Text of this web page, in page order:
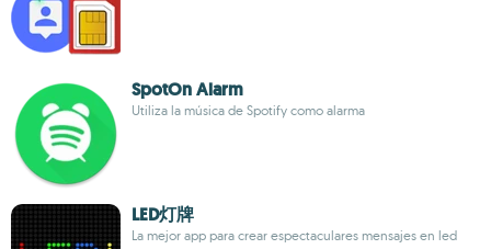
SpotOn Alarm
Utiliza la música de Spotify como alarma
LED灯牌
La mejor app para crear espectaculares mensajes en led